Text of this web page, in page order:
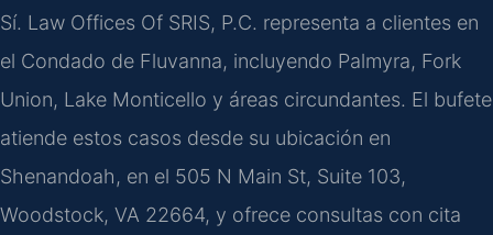
Sí. Law Offices Of SRIS, P.C. representa a clientes en
el Condado de Fluvanna, incluyendo Palmyra, Fork
Union, Lake Monticello y áreas circundantes. El bufete
atiende estos casos desde su ubicación en
Shenandoah, en el 505 N Main St, Suite 103,
Woodstock, VA 22664, y ofrece consultas con cita